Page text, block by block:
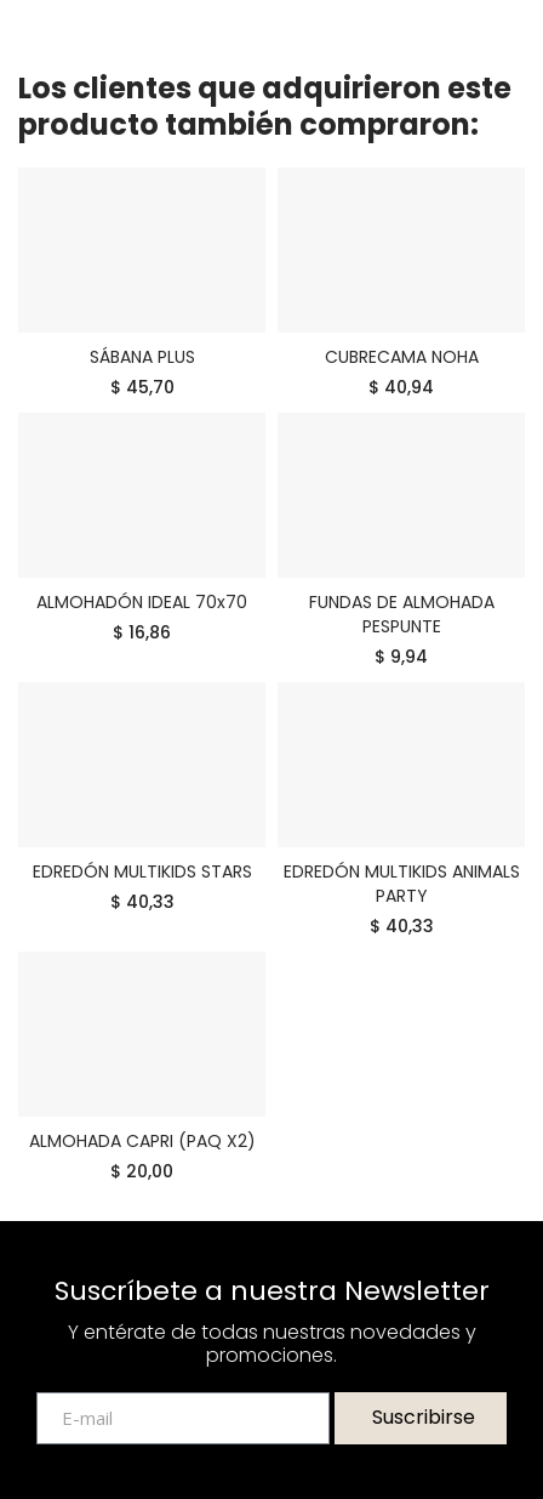
Los clientes que adquirieron este
producto también compraron:
COMPRAR
SÁBANA PLUS
$ 45,70
COMPRAR
CUBRECAMA NOHA
$ 40,94
COMPRAR
ALMOHADÓN IDEAL 70x70
$ 16,86
COMPRAR
FUNDAS DE ALMOHADA
PESPUNTE
$ 9,94
COMPRAR
EDREDÓN MULTIKIDS STARS
$ 40,33
COMPRAR
EDREDÓN MULTIKIDS ANIMALS
PARTY
$ 40,33
COMPRAR
ALMOHADA CAPRI (PAQ X2)
$ 20,00
Suscríbete a nuestra Newsletter
Y entérate de todas nuestras novedades y
promociones.
Suscribirse